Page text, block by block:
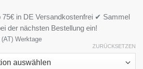
in DE Versandkostenfrei ✔ Sammel
der nächsten Bestellung ein!
Werktage
ZURÜCKSETZEN